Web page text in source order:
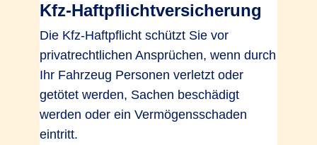
Kfz-Haftpflichtversicherung
Die Kfz-Haftpflicht schützt Sie vor
privatrechtlichen Ansprüchen, wenn durch
Ihr Fahrzeug Personen verletzt oder
getötet werden, Sachen beschädigt
werden oder ein Vermögensschaden
eintritt.